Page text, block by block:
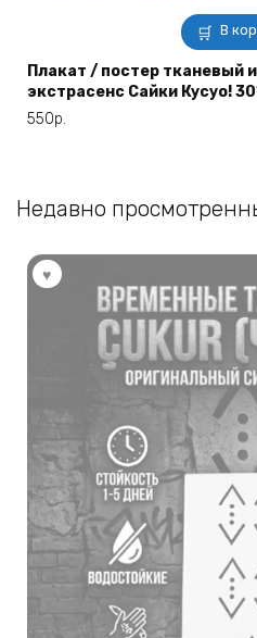
В
Плакат / постер тканевый
экстрасенс Сайки Кусуо!
550р.
Недавно